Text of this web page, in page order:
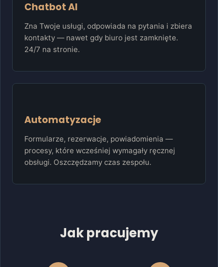
Chatbot AI
Zna Twoje usługi, odpowiada na pytania i zbiera
kontakty — nawet gdy biuro jest zamknięte.
24/7 na stronie.
Automatyzacje
Formularze, rezerwacje, powiadomienia —
procesy, które wcześniej wymagały ręcznej
obsługi. Oszczędzamy czas zespołu.
Jak pracujemy